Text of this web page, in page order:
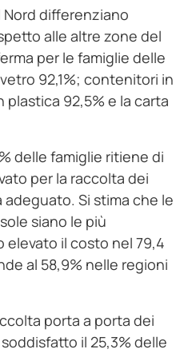
differenziano
alle altre zone del
per le famiglie delle
92,1%; contenitori in
plastica 92,5% e la carta
delle famiglie ritiene di
per la raccolta dei
Si stima che le
siano le più
il costo nel 79,4
al 58,9% nelle regioni
porta a porta dei
il 25,3% delle